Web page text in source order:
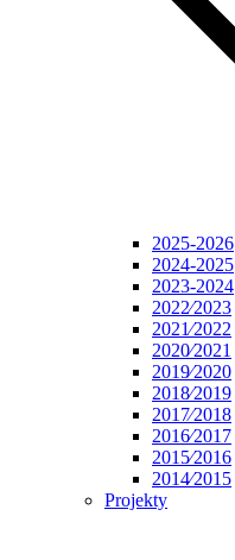
2025-2026
2024-2025
2023-2024
2022⁄2023
2021⁄2022
2020⁄2021
2019⁄2020
2018⁄2019
2017⁄2018
2016⁄2017
2015⁄2016
2014⁄2015
Projekty